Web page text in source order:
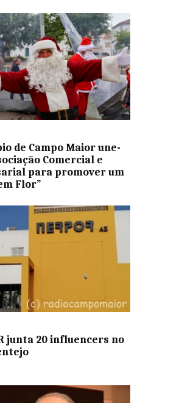
de Campo Maior une-
Comercial e
para promover um
Flor”
junta 20 influencers no